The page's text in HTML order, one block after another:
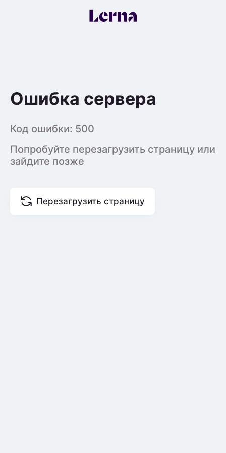
Ошибка сервера
Код ошибки: 500
Попробуйте перезагрузить страницу или
зайдите позже
Перезагрузить страницу